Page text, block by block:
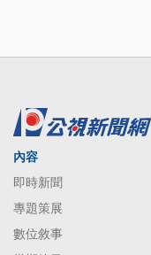
內容
即時新聞
專題策展
數位敘事